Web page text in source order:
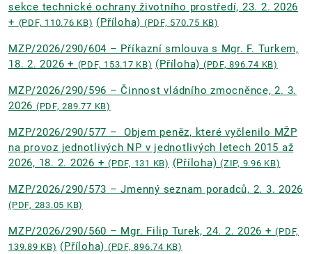
sekce technické ochrany životního prostředí, 23. 2. 2026
+ (PDF, 110.76 KB) (Příloha) (PDF, 570.75 KB)
MZP/2026/290/604 – Příkazní smlouva s Mgr. F. Turkem,
18. 2. 2026 + (PDF, 153.17 KB) (Příloha) (PDF, 896.74 KB)
MZP/2026/290/596 – Činnost vládního zmocněnce, 2. 3.
2026 (PDF, 289.77 KB)
MZP/2026/290/577 –⁠⁠⁠⁠⁠⁠ Objem peněz, které vyčlenilo MŽP
na provoz jednotlivých NP v jednotlivých letech 2015 až
2026, 18. 2. 2026 + (PDF, 131 KB) (Příloha) (ZIP, 9.96 KB)
MZP/2026/290/573 – Jmenný seznam poradců, 2. 3. 2026
(PDF, 283.05 KB)
MZP/2026/290/560 – Mgr. Filip Turek, 24. 2. 2026 +(PDF,
139.89 KB) (Příloha) (PDF, 896.74 KB)